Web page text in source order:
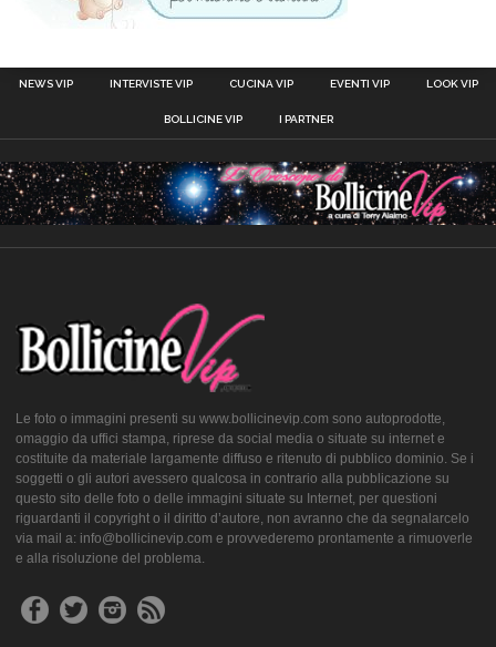
NEWS VIP INTERVISTE VIP CUCINA VIP EVENTI VIP LOOK VIP
BOLLICINE VIP I PARTNER
Le foto o immagini presenti su www.bollicinevip.com sono autoprodotte,
omaggio da uffici stampa, riprese da social media o situate su internet e
costituite da materiale largamente diffuso e ritenuto di pubblico dominio. Se i
soggetti o gli autori avessero qualcosa in contrario alla pubblicazione su
questo sito delle foto o delle immagini situate su Internet, per questioni
riguardanti il copyright o il diritto d’autore, non avranno che da segnalarcelo
via mail a: info@bollicinevip.com e provvederemo prontamente a rimuoverle
e alla risoluzione del problema.